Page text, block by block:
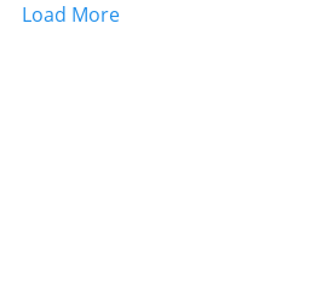
Load More